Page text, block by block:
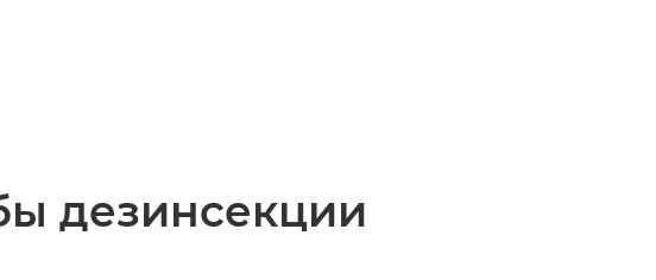
дезинсекции